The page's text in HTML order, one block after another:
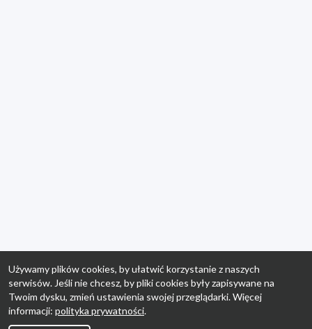
Używamy plików cookies, by ułatwić korzystanie z naszych
serwisów. Jeśli nie chcesz, by pliki cookies były zapisywane na
Twoim dysku, zmień ustawienia swojej przeglądarki. Więcej
informacji: polityka prywatności.